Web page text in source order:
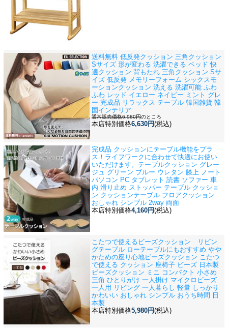
送料無料 低反発クッション 三角クッション
Sサイズ 形が変わる 洗濯できる ベッド 快
適クッション 背もたれ 三角クッション Sサ
イズ 低反発 メモリーフォーム シックスモ
ーションクッション 洗える 洗濯可能 ふわ
ふわ レッド イエロー ネイビー ミント グレ
ー 完成品 リラックス テーブル 韓国雑貨 韓
国インテリア
通常販売価格6,980円のところ
本店特別価格6,630円(税込)
完成品 クッションにテーブル機能をプラ
ス！ライフワークに合わせて快適にお使い
いただけます。 テーブルクッション グレー
ジュ グリーン ブルー ウレタン 膝上 ノート
パソコン PC タブレット 読書 ソファー 車
内 滑り止め ストッパー テーブル クッショ
ン クッションテーブル フロアクッション
おしゃれ シンプル 2way 両面
本店特別価格4,160円(税込)
こたつで使えるビーズクッション リビン
グテーブル ローテーブルにもおすすめ やや
かための座り心地ビーズクッション こたつ
で使える クッション 座椅子 ビーズ 日本製
ビーズクッション ミニ コンパクト 小さめ
三角 ひとりがけ 一人掛け マイクロビーズ
一人用 リビング 一人暮らし 軽量 しっかり
かわいい おしゃれ シンプル おうち時間 日
本製
本店特別価格5,980円(税込)